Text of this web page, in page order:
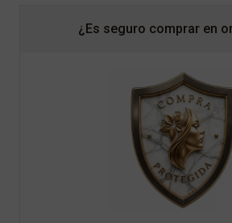
¿Es seguro comprar en